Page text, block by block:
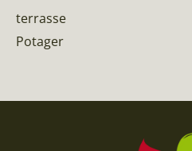
terrasse
Potager